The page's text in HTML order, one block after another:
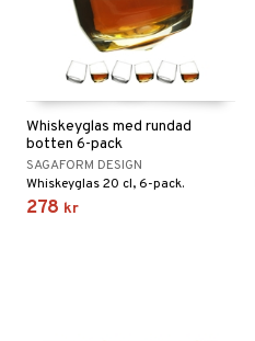
Whiskeyglas med rundad
botten 6-pack
SAGAFORM DESIGN
Whiskeyglas 20 cl, 6-pack.
278 kr